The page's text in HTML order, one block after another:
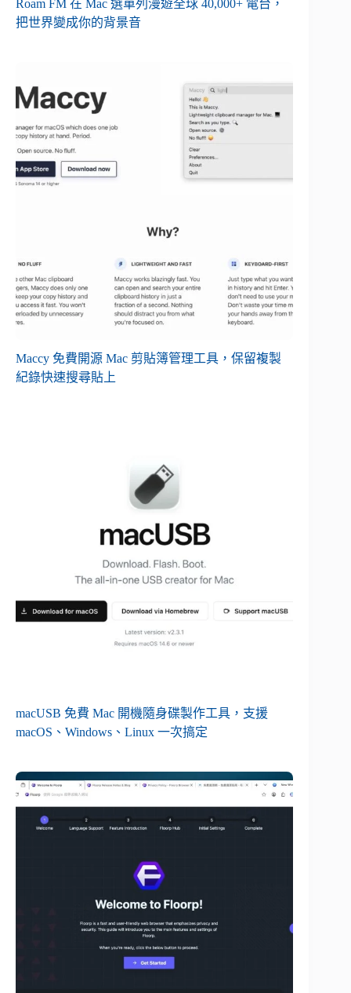
Roam FM 在 Mac 選單列漫遊全球 40,000+ 電台，
把世界變成你的背景音
Maccy 免費開源 Mac 剪貼簿管理工具，保留複製
紀錄快速搜尋貼上
macUSB 免費 Mac 開機隨身碟製作工具，支援
macOS、Windows、Linux 一次搞定